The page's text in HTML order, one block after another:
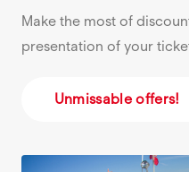
Make the most of
presentation of your
Unmissable offers!